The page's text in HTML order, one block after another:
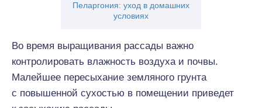
Пеларгония: уход в домашних
условиях
Во время выращивания рассады важно
контролировать влажность воздуха и почвы.
Малейшее пересыхание земляного грунта
с повышенной сухостью в помещении приведет